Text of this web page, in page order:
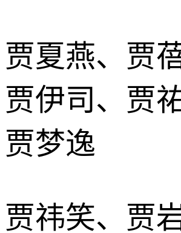
贾夏燕、贾
贾伊司、贾
贾梦逸
贾祎笑、贾